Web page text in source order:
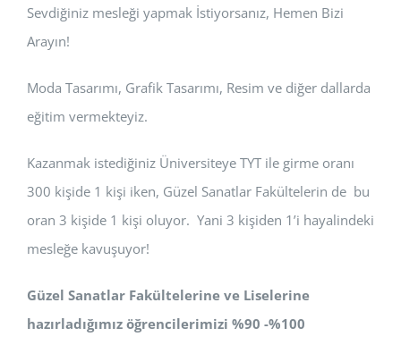
Sevdiğiniz mesleği yapmak İstiyorsanız, Hemen Bizi
Arayın!
Moda Tasarımı, Grafik Tasarımı, Resim ve diğer dallarda
eğitim vermekteyiz.
Kazanmak istediğiniz Üniversiteye TYT ile girme oranı
300 kişide 1 kişi iken, Güzel Sanatlar Fakültelerin de bu
oran 3 kişide 1 kişi oluyor. Yani 3 kişiden 1’i hayalindeki
mesleğe kavuşuyor!
Güzel Sanatlar Fakültelerine ve Liselerine
hazırladığımız öğrencilerimizi %90 -%100